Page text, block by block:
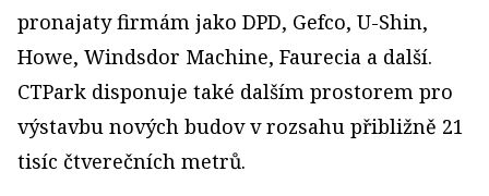
pronajaty firmám jako DPD, Gefco, U-Shin,
Howe, Windsdor Machine, Faurecia a další.
CTPark disponuje také dalším prostorem pro
výstavbu nových budov v rozsahu přibližně 21
tisíc čtverečních metrů.